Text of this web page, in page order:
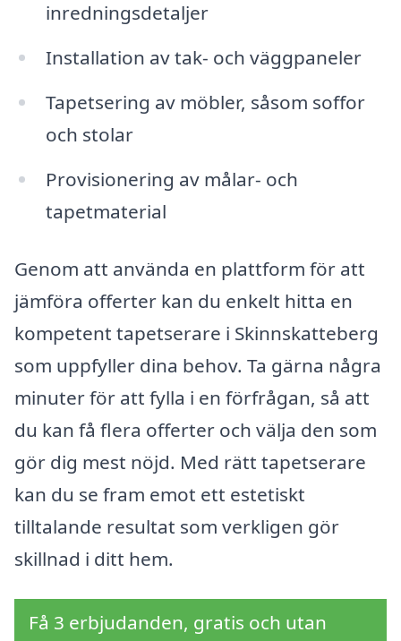
inredningsdetaljer
Installation av tak- och väggpaneler
Tapetsering av möbler, såsom soffor
och stolar
Provisionering av målar- och
tapetmaterial
Genom att använda en plattform för att
jämföra offerter kan du enkelt hitta en
kompetent tapetserare i Skinnskatteberg
som uppfyller dina behov. Ta gärna några
minuter för att fylla i en förfrågan, så att
du kan få flera offerter och välja den som
gör dig mest nöjd. Med rätt tapetserare
kan du se fram emot ett estetiskt
tilltalande resultat som verkligen gör
skillnad i ditt hem.
Få 3 erbjudanden, gratis och utan